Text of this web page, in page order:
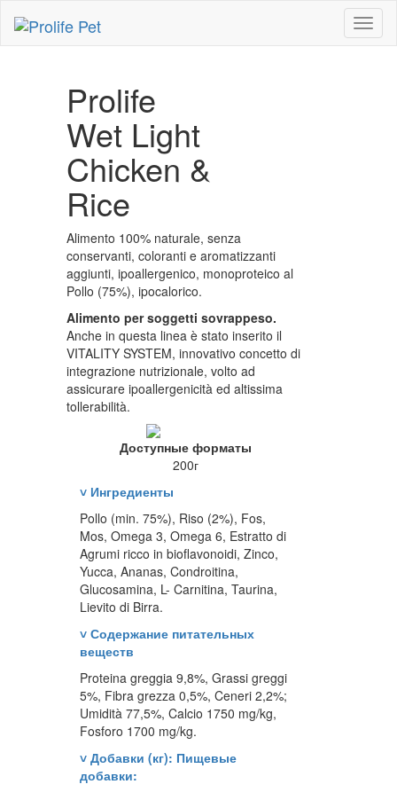
Prolife
Wet Light
Chicken &
Rice
Alimento 100% naturale, senza
conservanti, coloranti e aromatizzanti
aggiunti, ipoallergenico, monoproteico al
Pollo (75%), ipocalorico.
Alimento per soggetti sovrappeso.
Anche in questa linea è stato inserito il
VITALITY SYSTEM, innovativo concetto di
integrazione nutrizionale, volto ad
assicurare ipoallergenicità ed altissima
tollerabilità.
Доступные форматы
200г
˅ Ингредиенты
Pollo (min. 75%), Riso (2%), Fos,
Mos, Omega 3, Omega 6, Estratto di
Agrumi ricco in bioflavonoidi, Zinco,
Yucca, Ananas, Condroitina,
Glucosamina, L- Carnitina, Taurina,
Lievito di Birra.
˅ Содержание питательных
веществ
Proteina greggia 9,8%, Grassi greggi
5%, Fibra grezza 0,5%, Ceneri 2,2%;
Umidità 77,5%, Calcio 1750 mg/kg,
Fosforo 1700 mg/kg.
˅ Добавки (кг): Пищевые
добавки: